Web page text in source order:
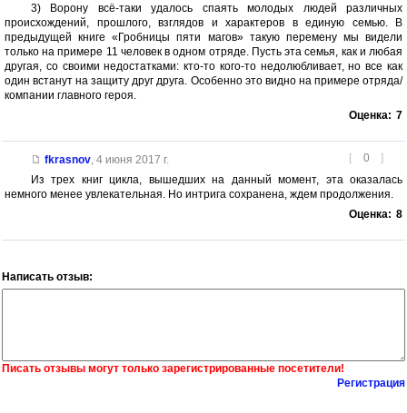
3) Ворону всё-таки удалось спаять молодых людей различных
происхождений, прошлого, взглядов и характеров в единую семью. В
предыдущей книге «Гробницы пяти магов» такую перемену мы видели
только на примере 11 человек в одном отряде. Пусть эта семья, как и любая
другая, со своими недостатками: кто-то кого-то недолюбливает, но все как
один встанут на защиту друг друга. Особенно это видно на примере отряда/
компании главного героя.
Оценка: 7
[ 0 ]
fkrasnov, 4 июня 2017 г.
Из трех книг цикла, вышедших на данный момент, эта оказалась
немного менее увлекательная. Но интрига сохранена, ждем продолжения.
Оценка: 8
Написать отзыв:
Писать отзывы могут только зарегистрированные посетители!
Регистрация